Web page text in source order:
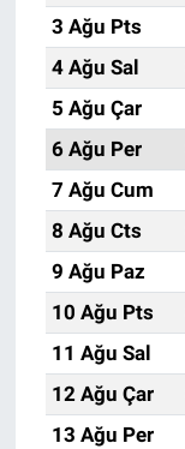
3 Ağu Pts
4 Ağu Sal
5 Ağu Çar
6 Ağu Per
7 Ağu Cum
8 Ağu Cts
9 Ağu Paz
10 Ağu Pts
11 Ağu Sal
12 Ağu Çar
13 Ağu Per